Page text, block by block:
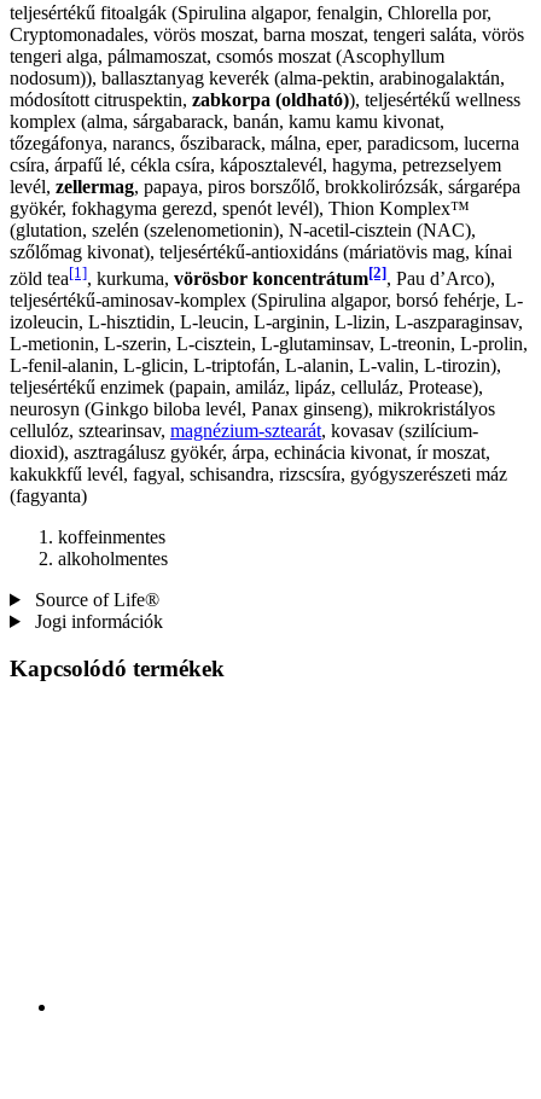
teljesértékű fitoalgák (Spirulina algapor, fenalgin, Chlorella por,
Cryptomonadales, vörös moszat, barna moszat, tengeri saláta, vörös
tengeri alga, pálmamoszat, csomós moszat (Ascophyllum
nodosum)), ballasztanyag keverék (alma-pektin, arabinogalaktán,
módosított citruspektin, zabkorpa (oldható)), teljesértékű wellness
komplex (alma, sárgabarack, banán, kamu kamu kivonat,
tőzegáfonya, narancs, őszibarack, málna, eper, paradicsom, lucerna
csíra, árpafű lé, cékla csíra, káposztalevél, hagyma, petrezselyem
levél, zellermag, papaya, piros borszőlő, brokkolirózsák, sárgarépa
gyökér, fokhagyma gerezd, spenót levél), Thion Komplex™
(glutation, szelén (szelenometionin), N-acetil-cisztein (NAC),
szőlőmag kivonat), teljesértékű-antioxidáns (máriatövis mag, kínai
zöld tea[1], kurkuma, vörösbor koncentrátum[2], Pau d’Arco),
teljesértékű-aminosav-komplex (Spirulina algapor, borsó fehérje, L-
izoleucin, L-hisztidin, L-leucin, L-arginin, L-lizin, L-aszparaginsav,
L-metionin, L-szerin, L-cisztein, L-glutaminsav, L-treonin, L-prolin,
L-fenil-alanin, L-glicin, L-triptofán, L-alanin, L-valin, L-tirozin),
teljesértékű enzimek (papain, amiláz, lipáz, celluláz, Protease),
neurosyn (Ginkgo biloba levél, Panax ginseng), mikrokristályos
cellulóz, sztearinsav, magnézium-sztearát, kovasav (szilícium-
dioxid), asztragálusz gyökér, árpa, echinácia kivonat, ír moszat,
kakukkfű levél, fagyal, schisandra, rizscsíra, gyógyszerészeti máz
(fagyanta)
koffeinmentes
alkoholmentes
Source of Life®
Jogi információk
Kapcsolódó termékek